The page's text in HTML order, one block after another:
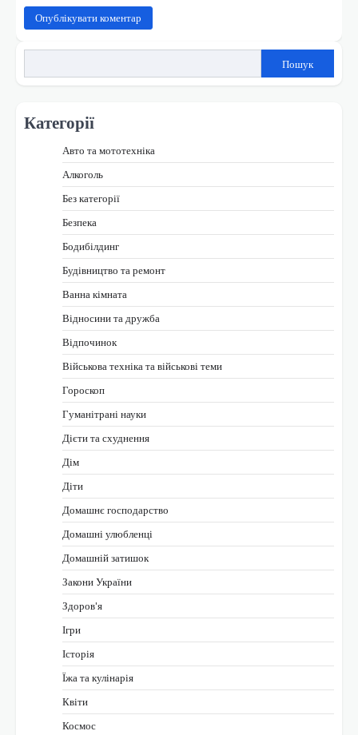
Пошук
Категорії
Авто та мототехніка
Алкоголь
Без категорії
Безпека
Бодибілдинг
Будівництво та ремонт
Ванна кімната
Відносини та дружба
Відпочинок
Військова техніка та військові теми
Гороскоп
Гуманітрані науки
Дієти та схуднення
Дім
Діти
Домашнє господарство
Домашні улюбленці
Домашній затишок
Закони України
Здоров'я
Ігри
Історія
Їжа та кулінарія
Квіти
Космос